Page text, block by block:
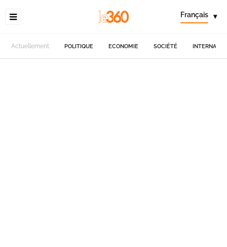
Français ▾
Actuellement POLITIQUE ECONOMIE SOCIÉTÉ